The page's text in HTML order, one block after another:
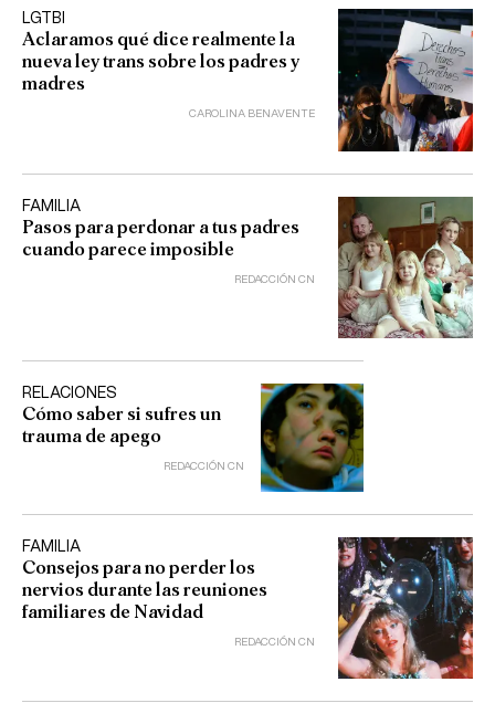
LGTBI
Aclaramos qué dice realmente la
nueva ley trans sobre los padres y
madres
CAROLINA BENAVENTE
FAMILIA
Pasos para perdonar a tus padres
cuando parece imposible
REDACCIÓN CN
RELACIONES
Cómo saber si sufres un
trauma de apego
REDACCIÓN CN
FAMILIA
Consejos para no perder los
nervios durante las reuniones
familiares de Navidad
REDACCIÓN CN